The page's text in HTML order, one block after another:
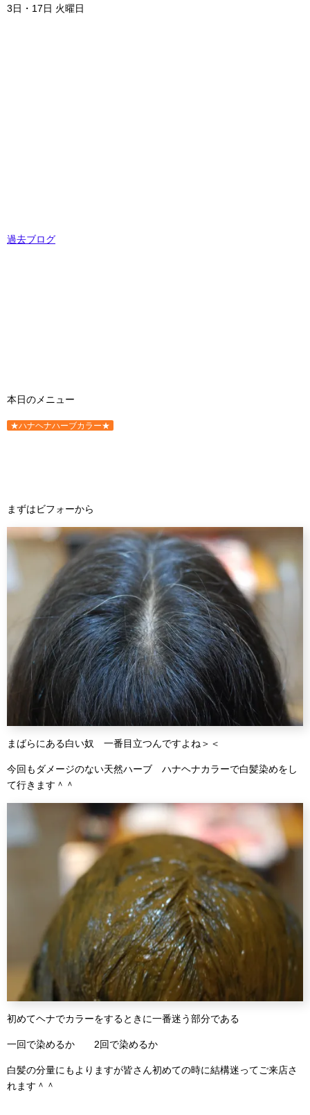
3日・17日 火曜日
過去ブログ
本日のメニュー
★ハナヘナハーブカラー★
まずはビフォーから
まばらにある白い奴 一番目立つんですよね＞＜
今回もダメージのない天然ハーブ ハナヘナカラーで白髪染めをし
て行きます＾＾
初めてヘナでカラーをするときに一番迷う部分である
一回で染めるか 2回で染めるか
白髪の分量にもよりますが皆さん初めての時に結構迷ってご来店さ
れます＾＾